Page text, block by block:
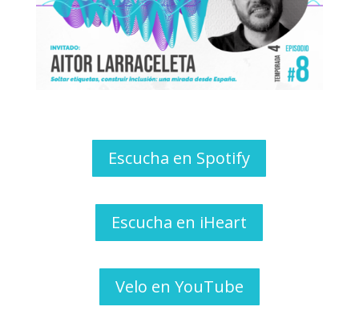
Escucha en Spotify
Escucha en iHeart
Velo en YouTube